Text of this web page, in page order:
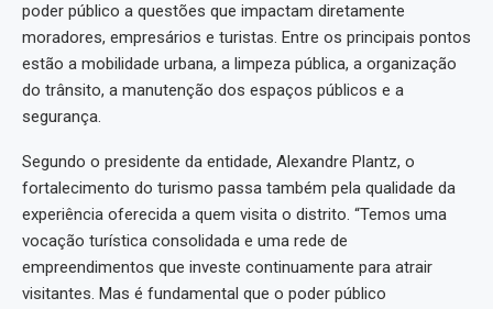
poder público a questões que impactam diretamente
moradores, empresários e turistas. Entre os principais pontos
estão a mobilidade urbana, a limpeza pública, a organização
do trânsito, a manutenção dos espaços públicos e a
segurança.
Segundo o presidente da entidade, Alexandre Plantz, o
fortalecimento do turismo passa também pela qualidade da
experiência oferecida a quem visita o distrito. “Temos uma
vocação turística consolidada e uma rede de
empreendimentos que investe continuamente para atrair
visitantes. Mas é fundamental que o poder público